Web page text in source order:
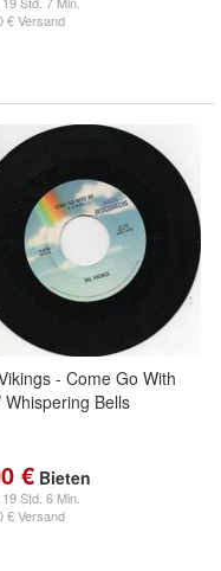
€ Versand
- Come Go With
Whispering Bells
€ Bieten
19 Std. 6 Min.
€ Versand